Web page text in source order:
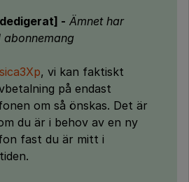
- Ämnet har
, vi kan faktiskt
på endast
om så önskas. Det är
du är i behov av en ny
fast du är mitt i